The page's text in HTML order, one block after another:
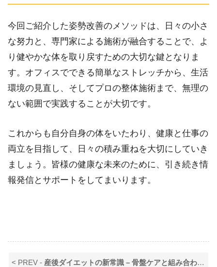
今回ご紹介した姿勢改善のメソッドは、日々の小さ
な努力と、専門家による施術が融合することで、よ
り健やかな体を取り戻すための大切な鍵となりま
す。オフィスでできる簡単なストレッチから、生活
環境の見直し、そしてプロの整体施術まで、無理の
ない範囲で実践することが大切です。
これからも自分自身の体をいたわり、健康と仕事の
両立を目指して、日々の積み重ねを大切にしていき
ましょう。皆様の健康な未来のために、引き続き情
報発信とサポートをしてまいります。
< PREV - 産後ダイエットの新常識 – 骨盤ケアと組み合わせる最新アプローチ